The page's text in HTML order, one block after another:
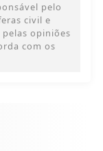
pelo
civil e
opiniões
com os